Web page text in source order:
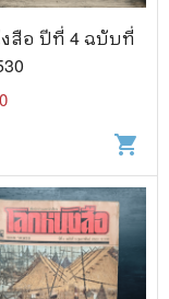
สือ ปีที่ 4 ฉบับที่
shopping_cart